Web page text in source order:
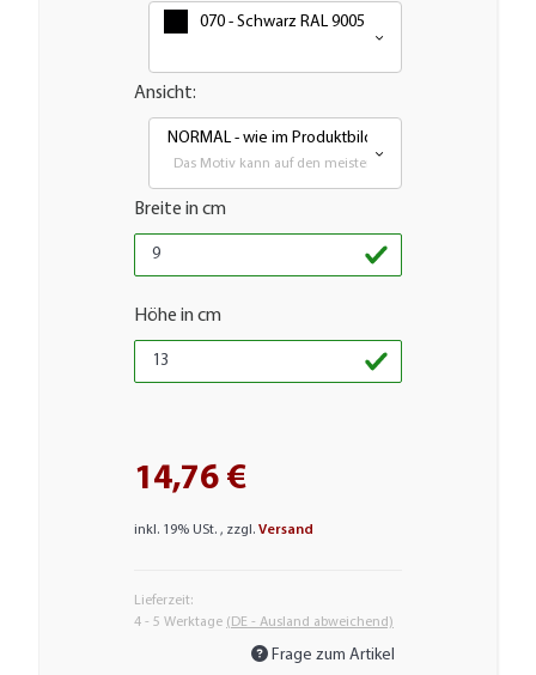
070 - Schwarz RAL 9005
Ansicht:
NORMAL - wie im Produktbild
Das Motiv kann auf den meisten glatten Flächen
Breite in cm
Höhe in cm
14,76 €
inkl. 19% USt. , zzgl.Versand
Lieferzeit:
4 - 5 Werktage (DE - Ausland abweichend)
Frage zum Artikel